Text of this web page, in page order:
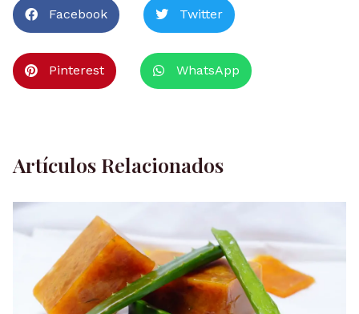
Facebook Twitter
Pinterest WhatsApp
Artículos Relacionados